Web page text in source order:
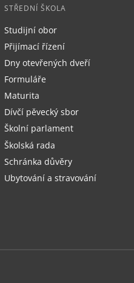
STŘEDNÍ ŠKOLA
Studijní obor
Přijímací řízení
Dny otevřených dveří
Formuláře
Maturita
Dívčí pěvecký sbor
Školní parlament
Školská rada
Schránka důvěry
Ubytování a stravování